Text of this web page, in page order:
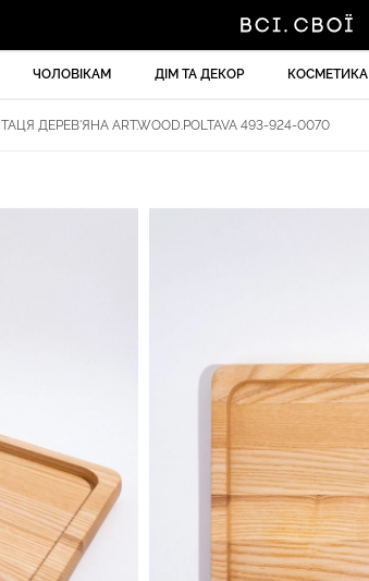
ЧОЛОВІКАМ ДІМ ТА ДЕКОР КОСМЕТИКА
ТАЦЯ ДЕРЕВ'ЯНА ART.WOOD.POLTAVA 493-924-0070